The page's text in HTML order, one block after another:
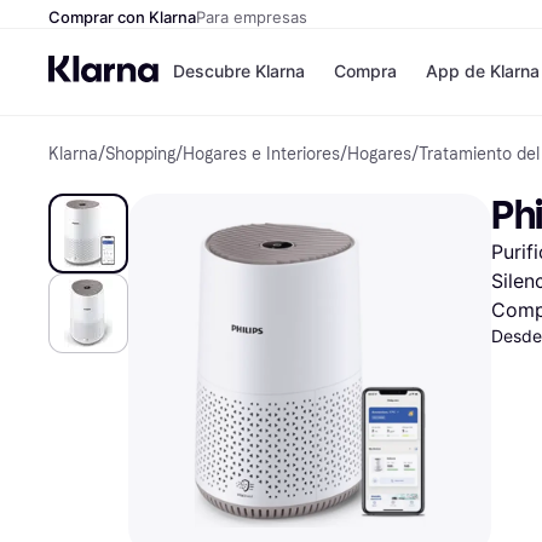
Comprar con KlarnaPara empresas
Descubre Klarna
Formas de pago
Paga ahora
Paga en 3 plazos
Paga en 30 días
Financiación
Klarna en Apple
Compra
Tiendas
Zalando
JD Sports
App de Klarna
Klarna/Shopping/Hogares e Interiores/Hogares/Tratamiento